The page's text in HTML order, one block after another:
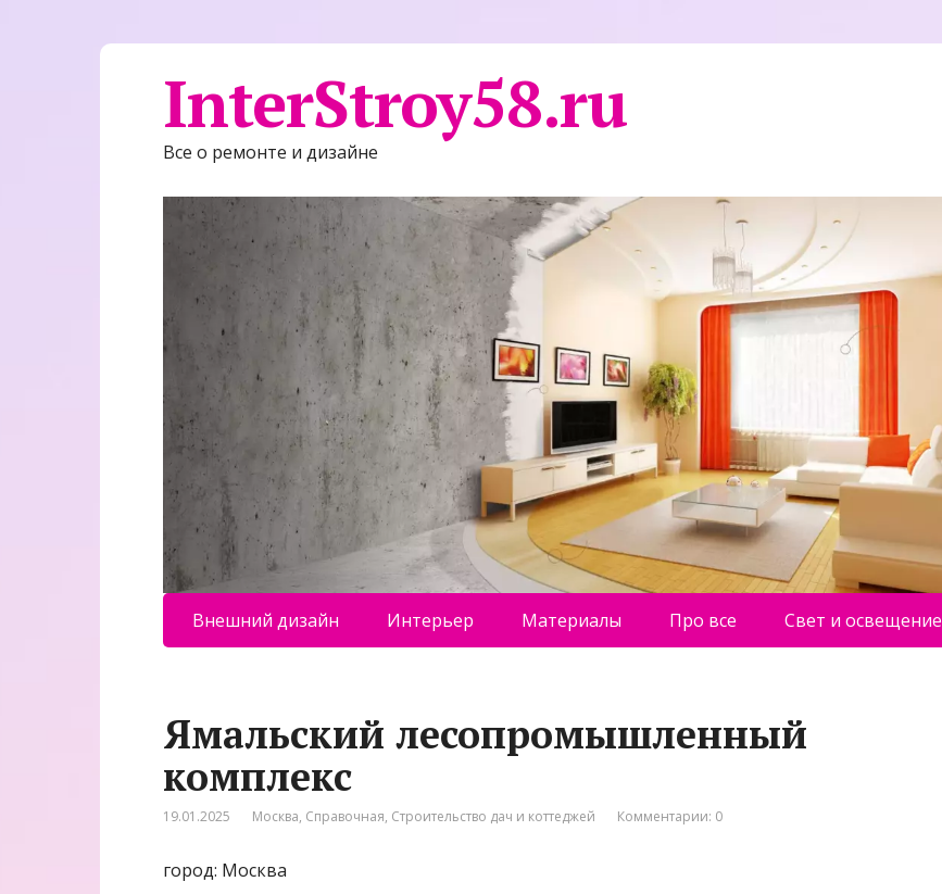
InterStroy58.ru
Все о ремонте и дизайне
Внешний дизайн Интерьер Материалы Про все Свет и освещение
Ямальский лесопромышленный
комплекс
19.01.2025 Москва, Справочная, Строительство дач и коттеджей Комментарии: 0
город: Москва